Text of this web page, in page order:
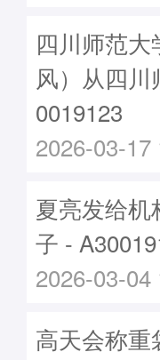
四川师范
风）从四
0019123
2026-03-17
夏亮发给
子 -
2026-03-04
高天会称重